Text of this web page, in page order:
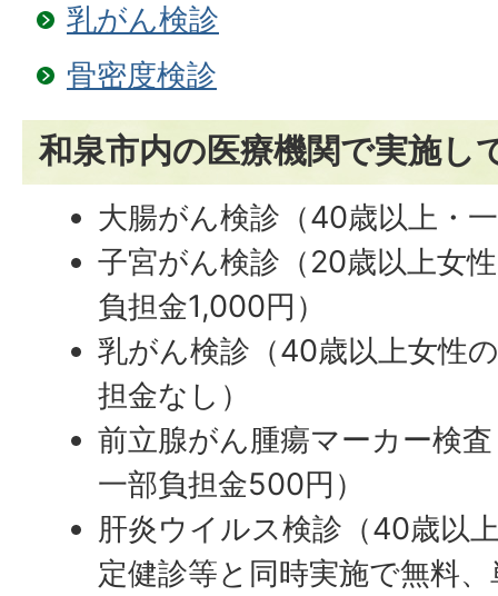
乳がん検診
骨密度検診
和泉市内の医療機関で実施し
大腸がん検診（40歳以上・
子宮がん検診（20歳以上女
負担金1,000円）
乳がん検診（40歳以上女性
担金なし）
前立腺がん腫瘍マーカー検
一部負担金500円）
肝炎ウイルス検診（40歳以
定健診等と同時実施で無料